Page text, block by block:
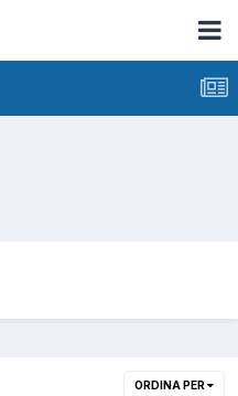
ORDINA PER